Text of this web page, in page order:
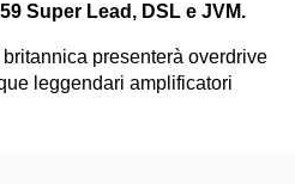
Super Lead, DSL e JVM.
presenterà overdrive
leggendari amplificatori